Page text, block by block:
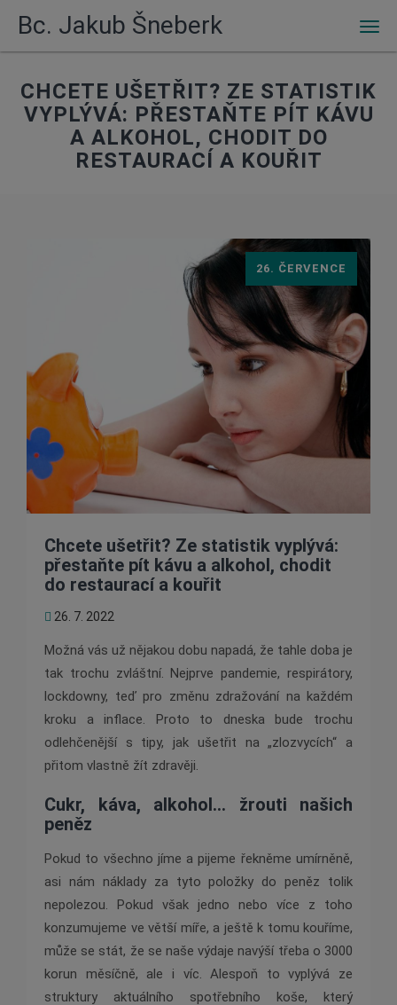
Bc. Jakub Šneberk
CHCETE UŠETŘIT? ZE STATISTIK
VYPLÝVÁ: PŘESTAŇTE PÍT KÁVU
A ALKOHOL, CHODIT DO
RESTAURACÍ A KOUŘIT
Chcete ušetřit? Ze statistik vyplývá:
přestaňte pít kávu a alkohol, chodit
do restaurací a kouřit
26. 7. 2022
26. ČERVENCE
Možná vás už nějakou dobu napadá, že tahle doba je
tak trochu zvláštní. Nejprve pandemie, respirátory,
lockdowny, teď pro změnu zdražování na každém
kroku a inflace. Proto to dneska bude trochu
odlehčenější s tipy, jak ušetřit na „zlozvycích“ a
přitom vlastně žít zdravěji.
Cukr, káva, alkohol… žrouti našich
peněz
Pokud to všechno jíme a pijeme řekněme umírněně,
asi nám náklady za tyto položky do peněz tolik
nepolezou. Pokud však jedno nebo více z toho
konzumujeme ve větší míře, a ještě k tomu kouříme,
může se stát, že se naše výdaje navýší třeba o 3000
korun měsíčně, ale i víc. Alespoň to vyplývá ze
struktury aktuálního spotřebního koše, který